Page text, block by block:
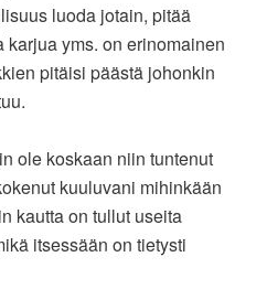
luoda jotain, pitää
karjua yms. on erinomainen
pitäisi päästä johonkin
ole koskaan niin tuntenut
kuuluvani mihinkään
kautta on tullut useita
itsessään on tietysti